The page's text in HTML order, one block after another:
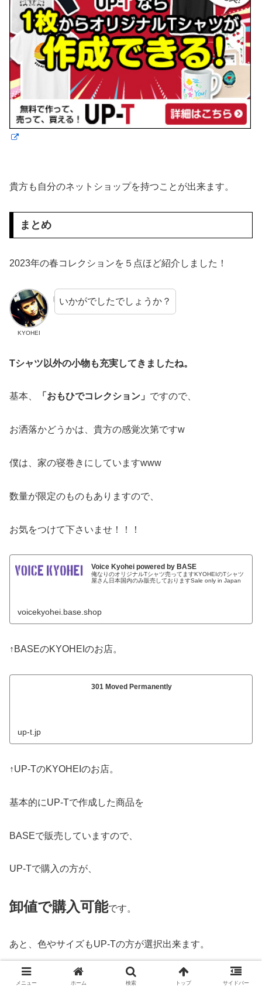
貴方も自分のネットショップを持つことが出来ます。
まとめ
2023年の春コレクションを５点ほど紹介しました！
KYOHEI
いかがでしたでしょうか？
Tシャツ以外の小物も充実してきましたね。
基本、 「おもひでコレクション」 ですので、
お洒落かどうかは、貴方の感覚次第ですw
僕は、家の寝巻きにしていますwww
数量が限定のものもありますので、
お気をつけて下さいませ！！！
Voice Kyohei powered by BASE
俺なりのオリジナルTシャツ売ってますKYOHEIのTシャツ
屋さん日本国内のみ販売しておりますSale only in Japan
voicekyohei.base.shop
↑BASEのKYOHEIのお店。
301 Moved Permanently
up-t.jp
↑UP-TのKYOHEIのお店。
基本的にUP-Tで作成した商品を
BASEで販売していますので、
UP-Tで購入の方が、
卸値で購入可能です。
あと、色やサイズもUP-Tの方が選択出来ます。
是非、この商品いいなぁ〜と思った方は、
メニュー ホーム 検索 トップ サイドバー